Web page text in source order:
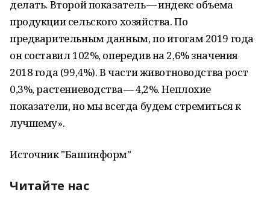
делать. Второй показатель — индекс объема
продукции сельского хозяйства. По
предварительным данным, по итогам 2019 года
он составил 102%, опередив на 2,6% значения
2018 года (99,4%). В части животноводства рост
0,3%, растениеводства — 4,2%. Неплохие
показатели, но мы всегда будем стремиться к
лучшему».
Источник "Башинформ"
Читайте нас